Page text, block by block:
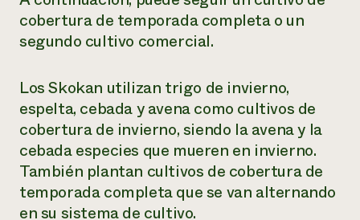
cobertura de temporada completa o un
segundo cultivo comercial.
Los Skokan utilizan trigo de invierno,
espelta, cebada y avena como cultivos de
cobertura de invierno, siendo la avena y la
cebada especies que mueren en invierno.
También plantan cultivos de cobertura de
temporada completa que se van alternando
en su sistema de cultivo.